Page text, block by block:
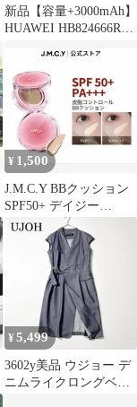
新品【容量+3000mAh】
HUAWEI HB824666RBC
504HW リチュウム電池
バッテリーパック 3.8V
PSE認証
¥ 1,500
J.M.C.Y BBクッション
SPF50+ デイジー
(LC02)
¥5,499
3602y美品 ウジョー デ
ニムライクロングベス